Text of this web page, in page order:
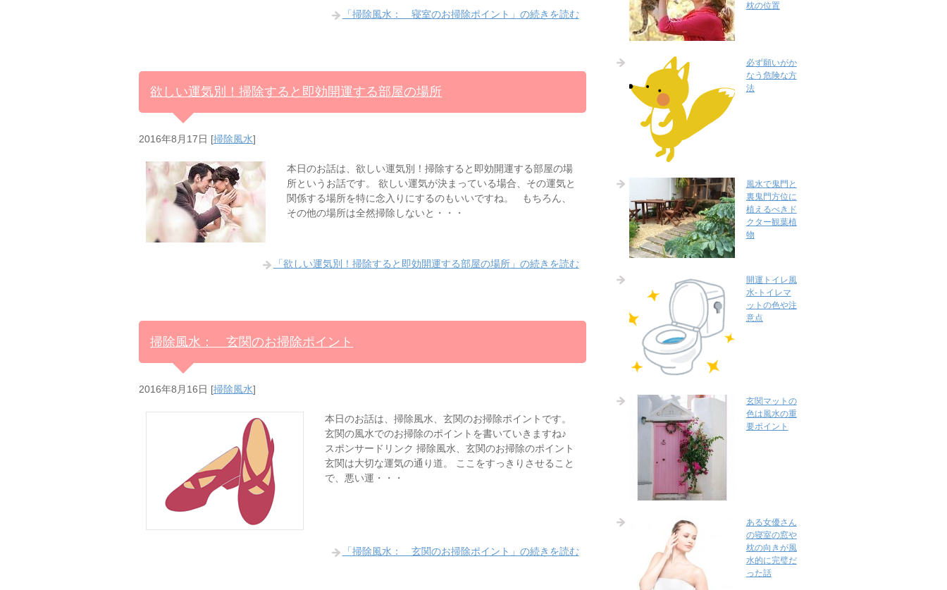
「掃除風水： 寝室のお掃除ポイント」の続きを読む
欲しい運気別！掃除すると即効開運する部屋の場所
2016年8月17日 [掃除風水]
本日のお話は、欲しい運気別！掃除すると即効開運する部屋の場
所というお話です。 欲しい運気が決まっている場合、その運気と
関係する場所を特に念入りにするのもいいですね。 もちろん、
その他の場所は全然掃除しないと・・・
「欲しい運気別！掃除すると即効開運する部屋の場所」の続きを読む
掃除風水： 玄関のお掃除ポイント
2016年8月16日 [掃除風水]
本日のお話は、掃除風水、玄関のお掃除ポイントです。
玄関の風水でのお掃除のポイントを書いていきますね♪
スポンサードリンク 掃除風水、玄関のお掃除のポイント
玄関は大切な運気の通り道。 ここをすっきりさせること
で、悪い運・・・
「掃除風水： 玄関のお掃除ポイント」の続きを読む
枕の位置
必ず願いがか
なう危険な方
法
風水で鬼門と
裏鬼門方位に
植えるべきド
クター観葉植
物
開運トイレ風
水-トイレマ
ットの色や注
意点
玄関マットの
色は風水の重
要ポイント
ある女優さん
の寝室の窓や
枕の向きが風
水的に完璧だ
った話